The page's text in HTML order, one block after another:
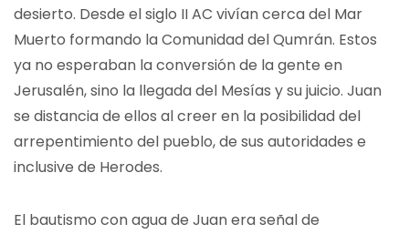
desierto. Desde el siglo II AC vivían cerca del Mar
Muerto formando la Comunidad del Qumrán. Estos
ya no esperaban la conversión de la gente en
Jerusalén, sino la llegada del Mesías y su juicio. Juan
se distancia de ellos al creer en la posibilidad del
arrepentimiento del pueblo, de sus autoridades e
inclusive de Herodes.
El bautismo con agua de Juan era señal de